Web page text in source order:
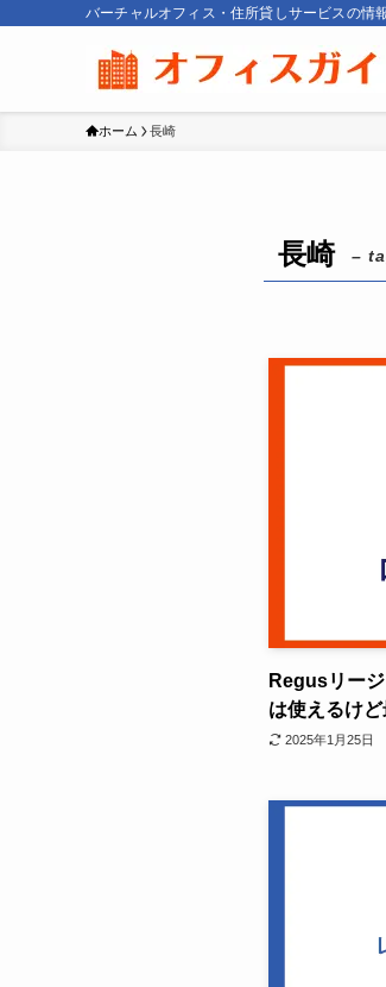
バーチャルオフィス・住所貸しサービスの情
ホーム 長崎
長崎 –
Regusリー
は使えるけど
2025年1月25日